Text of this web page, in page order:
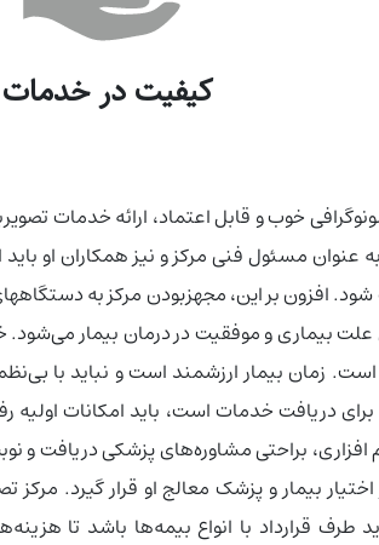
کیفیت در خدمات
خوب و قابل اعتماد، ارائه خدمات
مسئول فنی مرکز و نیز همکاران او باید
افزون بر این، مجهزبودن مرکز به
بیماری و موفقیت در درمان بیمار می‌شود.
زمان بیمار ارزشمند است و نباید با
دریافت خدمات است، باید امکانات اولیه
افزاری، براحتی مشاوره‌های پزشکی دریافت
اختیار بیمار و پزشک معالج او قرار گیرد.
قرارداد با انواع بیمه‌ها باشد تا